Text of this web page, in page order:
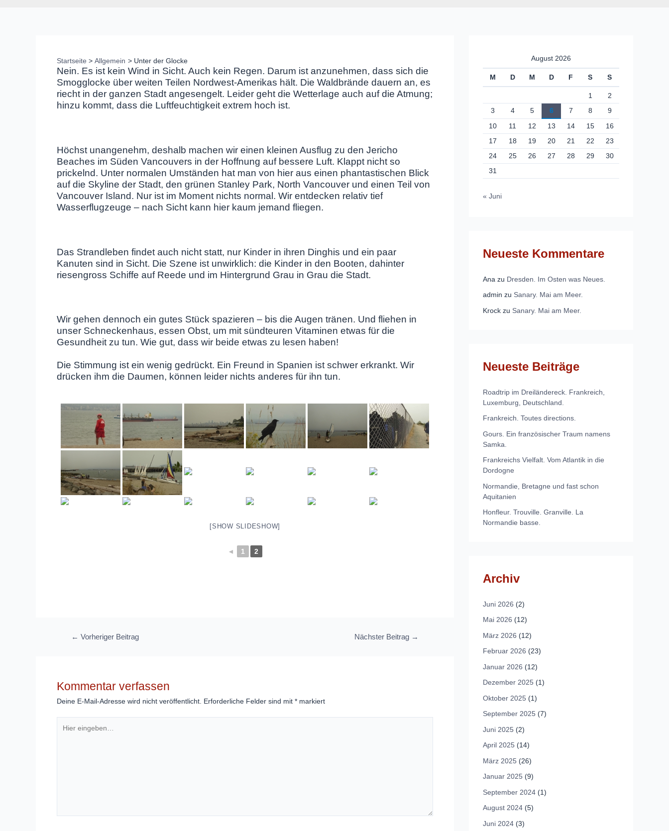
Startseite Allgemein Unter der Glocke
Nein. Es ist kein Wind in Sicht. Auch kein Regen. Darum ist anzunehmen, dass sich die
Smogglocke über weiten Teilen Nordwest-Amerikas hält. Die Waldbrände dauern an, es
riecht in der ganzen Stadt angesengelt. Leider geht die Wetterlage auch auf die Atmung;
hinzu kommt, dass die Luftfeuchtigkeit extrem hoch ist.
Höchst unangenehm, deshalb machen wir einen kleinen Ausflug zu den Jericho
Beaches im Süden Vancouvers in der Hoffnung auf bessere Luft. Klappt nicht so
prickelnd. Unter normalen Umständen hat man von hier aus einen phantastischen Blick
auf die Skyline der Stadt, den grünen Stanley Park, North Vancouver und einen Teil von
Vancouver Island. Nur ist im Moment nichts normal. Wir entdecken relativ tief
Wasserflugzeuge – nach Sicht kann hier kaum jemand fliegen.
Das Strandleben findet auch nicht statt, nur Kinder in ihren Dinghis und ein paar
Kanuten sind in Sicht. Die Szene ist unwirklich: die Kinder in den Booten, dahinter
riesengross Schiffe auf Reede und im Hintergrund Grau in Grau die Stadt.
Wir gehen dennoch ein gutes Stück spazieren – bis die Augen tränen. Und fliehen in
unser Schneckenhaus, essen Obst, um mit sündteuren Vitaminen etwas für die
Gesundheit zu tun. Wie gut, dass wir beide etwas zu lesen haben!
Die Stimmung ist ein wenig gedrückt. Ein Freund in Spanien ist schwer erkrankt. Wir
drücken ihm die Daumen, können leider nichts anderes für ihn tun.
[SHOW SLIDESHOW]
◄ 1 2
Beitragsnavigation
← Vorheriger Beitrag Nächster Beitrag →
Kommentar verfassen
Deine E-Mail-Adresse wird nicht veröffentlicht. Erforderliche Felder sind mit * markiert
eingeben…
August 2026
M D M D F S S
1
2
3
4 5 6 7 8
9
10
11 12 13 14 15
16
17
18 19 20 21 22
23
24
25 26 27 28 29
30
31
« Juni
Neueste Kommentare
Ana zu Dresden. Im Osten was Neues.
admin zu Sanary. Mai am Meer.
Krock zu Sanary. Mai am Meer.
Neueste Beiträge
Roadtrip im Dreiländereck. Frankreich,
Luxemburg, Deutschland.
Frankreich. Toutes directions.
Gours. Ein französischer Traum namens
Samka.
Frankreichs Vielfalt. Vom Atlantik in die
Dordogne
Normandie, Bretagne und fast schon
Aquitanien
Honfleur. Trouville. Granville. La
Normandie basse.
Archiv
Juni 2026 (2)
Mai 2026 (12)
März 2026 (12)
Februar 2026 (23)
Januar 2026 (12)
Dezember 2025 (1)
Oktober 2025 (1)
September 2025 (7)
Juni 2025 (2)
April 2025 (14)
März 2025 (26)
Januar 2025 (9)
September 2024 (1)
August 2024 (5)
Juni 2024 (3)